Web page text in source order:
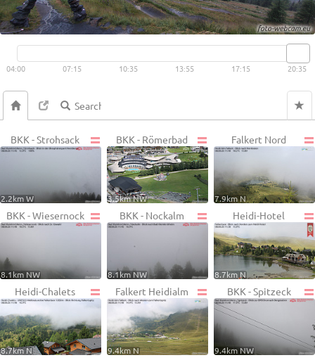
Live video available → View
04:00 07:15 10:35 13:55 17:15 20:35
BKK - Strohsack
2.2km W
BKK - Römerbad
3.5km NW
Falkert Nord
7.9km N
BKK - Wiesernock
8.1km NW
BKK - Nockalm
8.1km NW
Heidi-Hotel
8.7km N
Heidi-Chalets
8.7km N
Falkert Heidialm
9.4km N
BKK - Spitzeck
9.4km NW